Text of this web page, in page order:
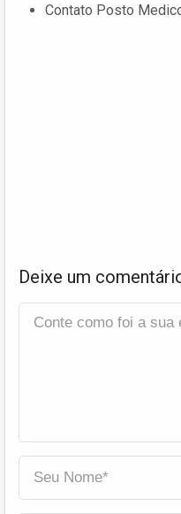
Contato Posto
Deixe um